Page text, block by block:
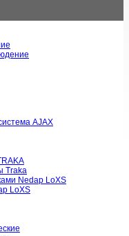
AJAX
Traka
Nedap LoXS
LoXS